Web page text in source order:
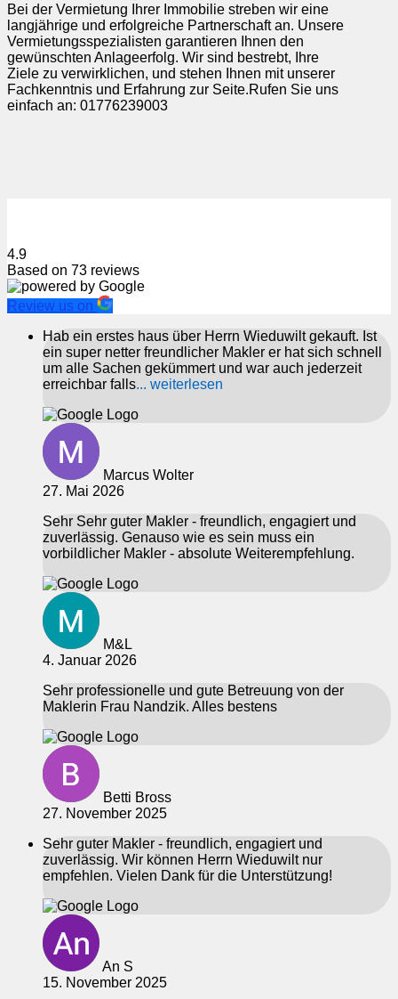
Bei der Vermietung Ihrer Immobilie streben wir eine
langjährige und erfolgreiche Partnerschaft an. Unsere
Vermietungsspezialisten garantieren Ihnen den
gewünschten Anlageerfolg. Wir sind bestrebt, Ihre
Ziele zu verwirklichen, und stehen Ihnen mit unserer
Fachkenntnis und Erfahrung zur Seite.Rufen Sie uns
einfach an: 01776239003
4.9
Based on 73 reviews
Review us on
Hab ein erstes haus über Herrn Wieduwilt gekauft. Ist
ein super netter freundlicher Makler er hat sich schnell
um alle Sachen gekümmert und war auch jederzeit
erreichbar falls... weiterlesen
Marcus Wolter
27. Mai 2026
Sehr Sehr guter Makler - freundlich, engagiert und
zuverlässig. Genauso wie es sein muss ein
vorbildlicher Makler - absolute Weiterempfehlung.
M&L
4. Januar 2026
Sehr professionelle und gute Betreuung von der
Maklerin Frau Nandzik. Alles bestens
Betti Bross
27. November 2025
Sehr guter Makler - freundlich, engagiert und
zuverlässig. Wir können Herrn Wieduwilt nur
empfehlen. Vielen Dank für die Unterstützung!
An S
15. November 2025